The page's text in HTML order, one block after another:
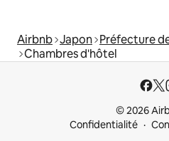
Airbnb Japon Préfecture
Chambres d'hôtel
© 2026
Confidentialité